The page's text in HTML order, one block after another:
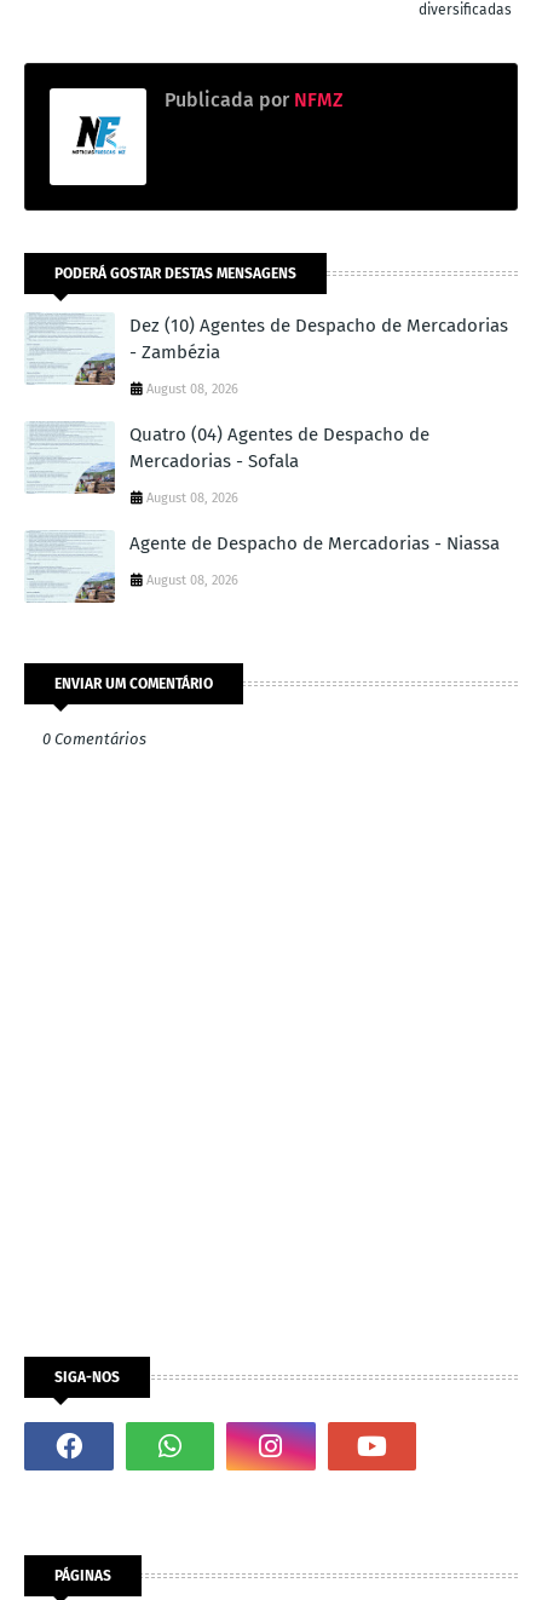
diversificadas
Publicada por NFMZ
PODERÁ GOSTAR DESTAS MENSAGENS
Dez (10) Agentes de Despacho de Mercadorias
- Zambézia
August 08, 2026
Quatro (04) Agentes de Despacho de
Mercadorias - Sofala
August 08, 2026
Agente de Despacho de Mercadorias - Niassa
August 08, 2026
ENVIAR UM COMENTÁRIO
0 Comentários
SIGA-NOS
PÁGINAS